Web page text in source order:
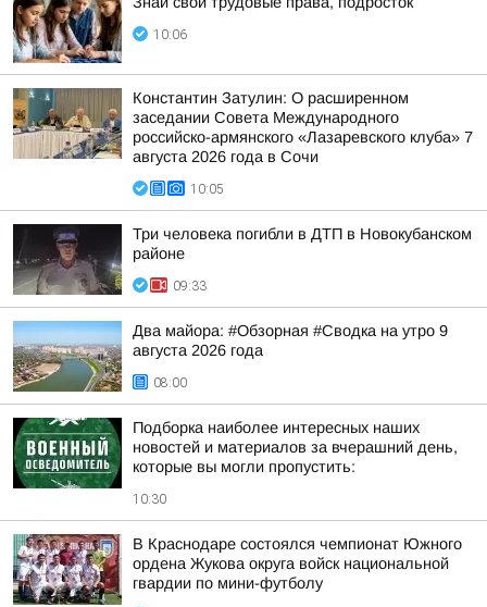
10:06
Константин Затулин: О расширенном
заседании Совета Международного
российско-армянского «Лазаревского клуба» 7
августа 2026 года в Сочи
10:05
Три человека погибли в ДТП в Новокубанском
районе
09:33
Два майора: #Обзорная #Сводка на утро 9
августа 2026 года
08:00
Подборка наиболее интересных наших
новостей и материалов за вчерашний день,
которые вы могли пропустить:
10:30
В Краснодаре состоялся чемпионат Южного
ордена Жукова округа войск национальной
гвардии по мини-футболу